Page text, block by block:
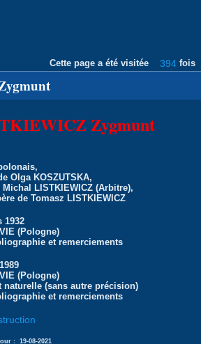
Cette page a été visitée 394 fois
Zygmunt
Olga KOSZUTSKA,
Michal LISTKIEWICZ (Arbitre),
de Tomasz LISTKIEWICZ
1932
(Pologne)
et remerciements
(Pologne)
naturelle (sans autre précision)
et remerciements
: 19-08-2021